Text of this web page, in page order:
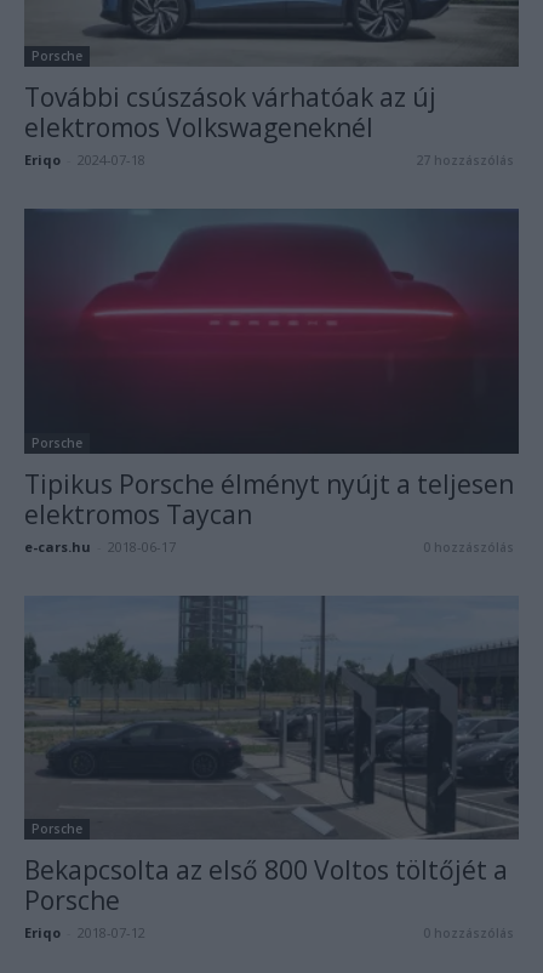
Porsche
További csúszások várhatóak az új
elektromos Volkswageneknél
Eriqo 2024-07-18 27 hozzászólás
Porsche
Tipikus Porsche élményt nyújt a teljesen
elektromos Taycan
e-cars.hu 2018-06-17 0 hozzászólás
Porsche
Bekapcsolta az első 800 Voltos töltőjét a
Porsche
Eriqo 2018-07-12 0 hozzászólás